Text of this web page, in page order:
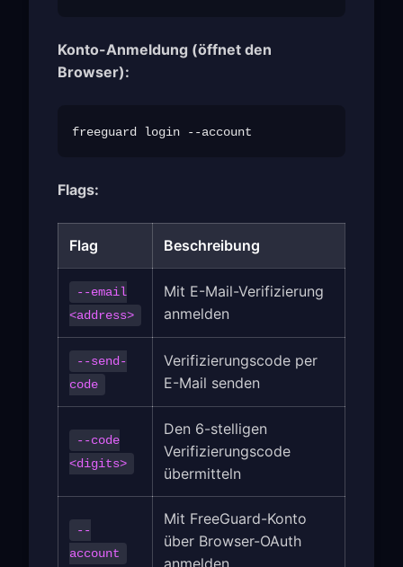
Konto-Anmeldung (öffnet den
Browser):
Flags:
Flag Beschreibung
--email
<address>
Mit E-Mail-Verifizierung
anmelden
--send-
code
Verifizierungscode per
E-Mail senden
--code
<digits>
Den 6-stelligen
Verifizierungscode
übermitteln
--
account
Mit FreeGuard-Konto
über Browser-OAuth